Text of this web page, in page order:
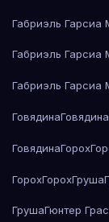
Габриэль Гарсиа
Габриэль Гарсиа
Габриэль Гарсиа
ГовядинаГовядина
ГовядинаГорох
ГорохГорохГруша
ГрушаГюнтер